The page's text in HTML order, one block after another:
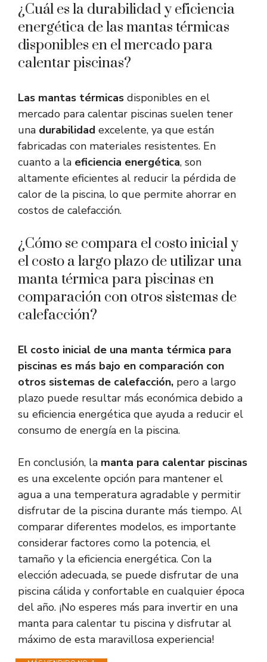
¿Cuál es la durabilidad y eficiencia
energética de las mantas térmicas
disponibles en el mercado para
calentar piscinas?
Las mantas térmicas disponibles en el
mercado para calentar piscinas suelen tener
una durabilidad excelente, ya que están
fabricadas con materiales resistentes. En
cuanto a la eficiencia energética, son
altamente eficientes al reducir la pérdida de
calor de la piscina, lo que permite ahorrar en
costos de calefacción.
¿Cómo se compara el costo inicial y
el costo a largo plazo de utilizar una
manta térmica para piscinas en
comparación con otros sistemas de
calefacción?
El costo inicial de una manta térmica para
piscinas es más bajo en comparación con
otros sistemas de calefacción, pero a largo
plazo puede resultar más económica debido a
su eficiencia energética que ayuda a reducir el
consumo de energía en la piscina.
En conclusión, la manta para calentar piscinas
es una excelente opción para mantener el
agua a una temperatura agradable y permitir
disfrutar de la piscina durante más tiempo. Al
comparar diferentes modelos, es importante
considerar factores como la potencia, el
tamaño y la eficiencia energética. Con la
elección adecuada, se puede disfrutar de una
piscina cálida y confortable en cualquier época
del año. ¡No esperes más para invertir en una
manta para calentar tu piscina y disfrutar al
máximo de esta maravillosa experiencia!